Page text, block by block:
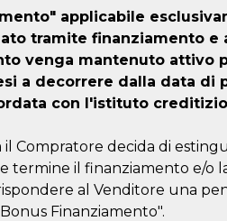
applicabile
tramite finanziamento e
venga mantenuto attivo
a decorrere dalla data di
con l'istituto
Compratore decida di
termine il finanziamento e/o
al Venditore una
Finanziamento".